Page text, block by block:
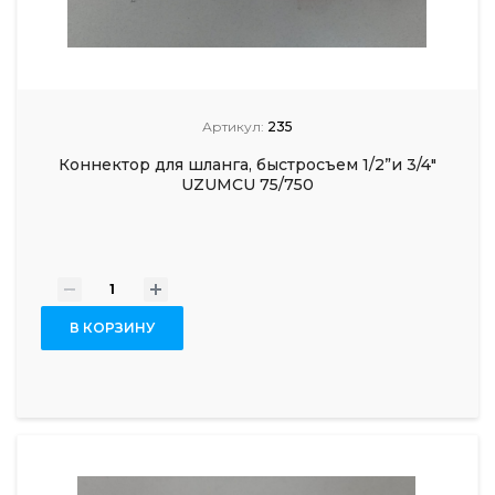
Артикул: 235
Коннектор для шланга, быстросъем 1/2”и 3/4"
UZUMCU 75/750
- +
В КОРЗИНУ